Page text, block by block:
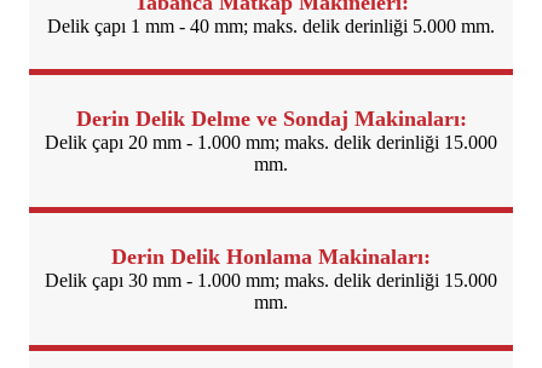
Delik çapı 1 mm - 40 mm; maks. delik derinliği 5.000 mm.
Derin Delik Delme ve Sondaj Makinaları:
Delik çapı 20 mm - 1.000 mm; maks. delik derinliği 15.000
mm.
Derin Delik Honlama Makinaları:
Delik çapı 30 mm - 1.000 mm; maks. delik derinliği 15.000
mm.